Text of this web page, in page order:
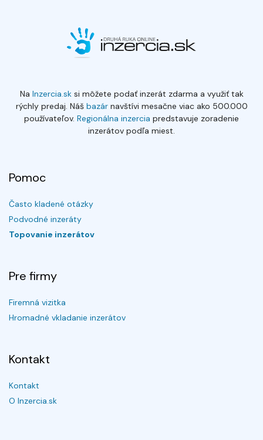
Na Inzercia.sksi môžete podať inzerát zdarma a využiť tak
rýchly predaj. Náš bazárnavštívi mesačne viac ako 500.000
používateľov. Regionálna inzercia predstavuje zoradenie
inzerátov podľa miest.
Pomoc
Často kladené otázky
Podvodné inzeráty
Topovanie inzerátov
Pre firmy
Firemná vizitka
Hromadné vkladanie inzerátov
Kontakt
Kontakt
O Inzercia.sk